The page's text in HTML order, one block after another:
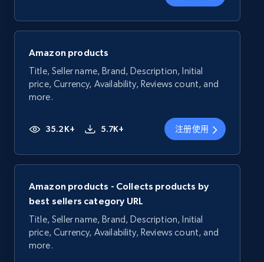
Amazon products
Title, Seller name, Brand, Description, Initial
price, Currency, Availability, Reviews count, and
more.
35.2K+ 5.7K+ 注册使用
Amazon products - Collects products by
best sellers category URL
Title, Seller name, Brand, Description, Initial
price, Currency, Availability, Reviews count, and
more.